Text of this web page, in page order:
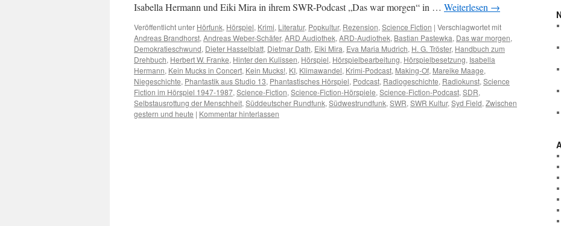
Isabella Hermann und Eiki Mira in ihrem SWR-Podcast „Das war morgen“ in … Weiterlesen →
Veröffentlicht unter Hörfunk, Hörspiel, Krimi, Literatur, Popkultur, Rezension, Science Fiction | Verschlagwortet mit
Andreas Brandhorst, Andreas Weber-Schäfer, ARD Audiothek, ARD-Audiothek, Bastian Pastewka, Das war morgen,
Demokratieschwund, Dieter Hasselblatt, Dietmar Dath, Eiki Mira, Eva Maria Mudrich, H. G. Tröster, Handbuch zum
Drehbuch, Herbert W. Franke, Hinter den Kulissen, Hörspiel, Hörspielbearbeitung, Hörspielbesetzung, Isabella
Hermann, Kein Mucks in Concert, Kein Mucks!, KI, Klimawandel, Krimi-Podcast, Making-Of, Mareike Maage,
Niegeschichte, Phantastik aus Studio 13, Phantastisches Hörspiel, Podcast, Radiogeschichte, Radiokunst, Science
Fiction im Hörspiel 1947-1987, Science-Fiction, Science-Fiction-Hörspiele, Science-Fiction-Podcast, SDR,
Selbstausrottung der Menschheit, Süddeutscher Rundfunk, Südwestrundfunk, SWR, SWR Kultur, Syd Field, Zwischen
gestern und heute | Kommentar hinterlassen